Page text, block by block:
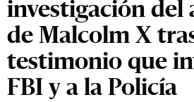
investigación del
de Malcolm X
testimonio que
FBI y a la Policía